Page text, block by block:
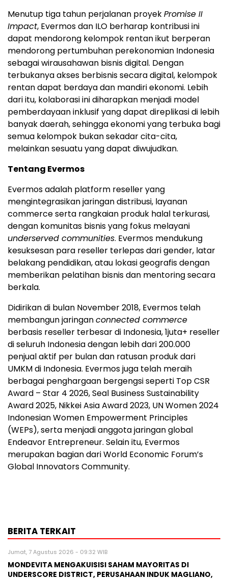
Menutup tiga tahun perjalanan proyekPromise II
Impact, Evermos dan ILO berharap kontribusi ini
dapat mendorong kelompok rentan ikut berperan
mendorong pertumbuhan perekonomian Indonesia
sebagai wirausahawan bisnis digital. Dengan
terbukanya akses berbisnis secara digital, kelompok
rentan dapat berdaya dan mandiri ekonomi. Lebih
dari itu, kolaborasi ini diharapkan menjadi model
pemberdayaan inklusif yang dapat direplikasi di lebih
banyak daerah, sehingga ekonomi yang terbuka bagi
semua kelompok bukan sekadar cita-cita,
melainkan sesuatu yang dapat diwujudkan.
Tentang Evermos
Evermos adalah platform reseller yang
mengintegrasikan jaringan distribusi, layanan
commerce serta rangkaian produk halal terkurasi,
dengan komunitas bisnis yang fokus melayani
underserved communities. Evermos mendukung
kesuksesan para reseller terlepas dari gender, latar
belakang pendidikan, atau lokasi geografis dengan
memberikan pelatihan bisnis dan mentoring secara
berkala.
Didirikan di bulan November 2018, Evermos telah
membangun jaringanconnected commerce
berbasis reseller terbesar di Indonesia, 1juta+ reseller
di seluruh Indonesia dengan lebih dari 200.000
penjual aktif per bulan dan ratusan produk dari
UMKM di Indonesia. Evermos juga telah meraih
berbagai penghargaan bergengsi seperti Top CSR
Award – Star 4 2026, Seal Business Sustainability
Award 2025, Nikkei Asia Award 2023, UN Women 2024
Indonesian Women Empowerment Principles
(WEPs), serta menjadi anggota jaringan global
Endeavor Entrepreneur. Selain itu, Evermos
merupakan bagian dari World Economic Forum’s
Global Innovators Community.
BERITA TERKAIT
Jumat, 7 Agustus 2026 - 09:32 WIB
MONDEVITA MENGAKUISISI SAHAM MAYORITAS DI
UNDERSCORE DISTRICT, PERUSAHAAN INDUK MAGLIANO,